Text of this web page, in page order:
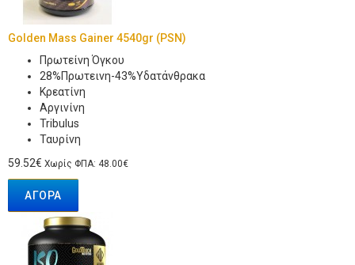
Golden Mass Gainer 4540gr (PSN)
Πρωτείνη Όγκου
28%Πρωτεινη-43%Υδατάνθρακα
Κρεατίνη
Αργινίνη
Tribulus
Ταυρίνη
59.52€ Χωρίς ΦΠΑ: 48.00€
ΑΓΟΡΆ